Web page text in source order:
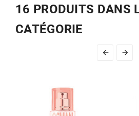
16 PRODUITS DANS
CATÉGORIE
 